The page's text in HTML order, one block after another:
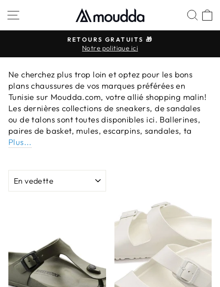
au
NAVIGATION
Diaporama
RETOURS GRATUITS 🎁
Notre politique ici
Ne cherchez plus trop loin et optez pour les bons
plans chaussures de vos marques préférées en
Tunisie sur Moudda.com, votre allié shopping malin!
Les dernières collections de sneakers, de sandales
ou de talons sont toutes disponibles ici. Ballerines,
paires de basket, mules, escarpins, sandales, ta
Plus...